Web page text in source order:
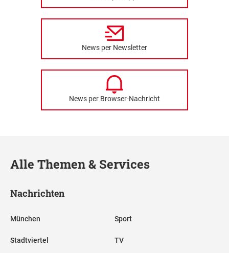
News per Newsletter
News per Browser-Nachricht
Alle Themen & Services
Nachrichten
München
Stadtviertel
Sport
TV